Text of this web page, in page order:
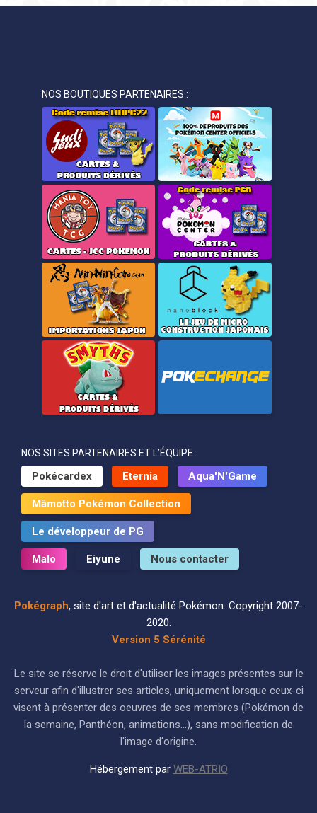
NOS BOUTIQUES PARTENAIRES :
NOS SITES PARTENAIRES ET L’ÉQUIPE :
Pokécardex Eternia Aqua'N'Game
Mâmotto Pokémon Collection
Le développeur de PG
Malo Eiyune Nous contacter
Pokégraph, site d'art et d'actualité Pokémon. Copyright 2007-
2020.
Version 5 Sérénité
Le site se réserve le droit d'utiliser les images présentes sur le
serveur afin d'illustrer ses articles, uniquement lorsque ceux-ci
visent à présenter des oeuvres de ses membres (Pokémon de
la semaine, Panthéon, animations...), sans modification de
l'image d'origine.
Hébergement par WEB-ATRIO